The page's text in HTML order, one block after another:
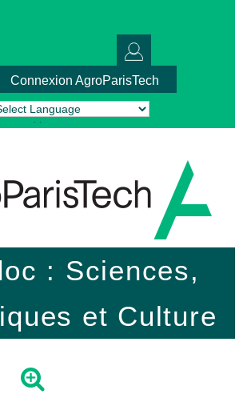
Connexion AgroParisTech
by Translate
: Sciences,
et Culture